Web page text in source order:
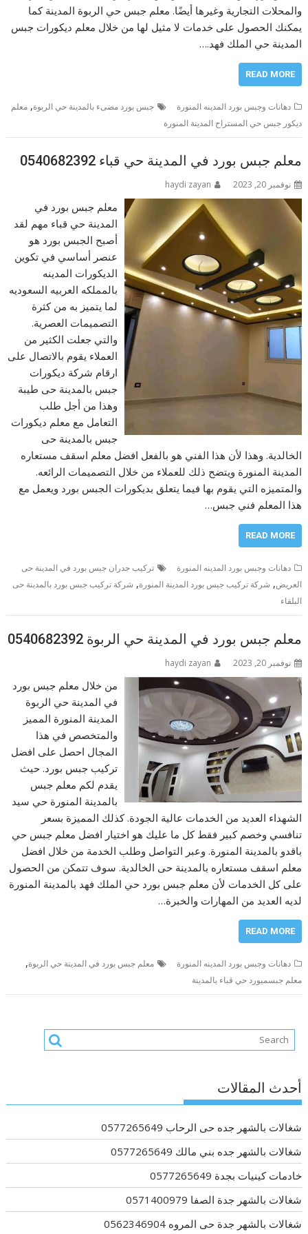
والمحلات التجارية وغيرها أيضًا. معلم جبس حي الربوة المدينة كما
يمكنك الحصول على خدمات لا مثيل لها من خلال معلم ديكورات جبس
المدينة حي الملك فهد.…
READ MORE
دهانات وجبس بورد المدينه المنورة جبس بورد مضىء بالمدينة حي الربوة,معلم
ديكور جبس حي المستراح المدينة المنورة
معلم جبس بورد في المدينة حي قباء 0540682392
نوفمبر 20, 2023 haydi zayan
معلم جبس بورد في
المدينة حي قباء مهم لقد
أصبح الجبس بورد هو
عنصر أساسي في تكوين
الديكورات المدينه
بالمملكه العربيه السعوديه
لما يتميز به من كثرة
التصميمات العصرية.
والتي جعلت الكثير من
العملاء يقوم بالاتصال على
ارقام شركة ديكورات
جبس بالمدينة حى طيبة
وهذا من أجل طلب
التعامل مع معلم ديكورات
جبس بالمدينة حى
الخالدية. وهذا لأن هذا الفني هو بالفعل افضل معلم اسقف مستعاره
المدينة المنورة ويتضح ذلك للعملاء من خلال التصميمات الرائعه.
والمتميزه التي يقوم بها فيما يتعلق بديكورات الجبس بورد ويعمل مع
هذا المعلم فني جبس…
READ MORE
دهانات وجبس بورد المدينه المنورة
تركيب جدران جبس بورد في المدينة حى
العريض, شركة تركيب جبس بورد المدينة المنورة, شركة تركيب جبس بورد بالمدينة حى
البلقاء
معلم جبس بورد في المدينة حي الربوة 0540682392
نوفمبر 20, 2023 haydi zayan
من خلال معلم جبس بورد
في المدينة حي الربوة
المدينة المنورة المميز
والمتخصص في هذا
المجال احصل على افضل
تركيب جبس بورد. حيث
يقدم لكم معلم جبس
بالمدينة المنورة حي سيد
الشهداء العديد من الخدمات عالية الجودة. كذلك المميزة بسعر
تنافسي وخصم كبير فقط كل ما عليك هو اختيار افضل معلم جبس حي
باقدو بالمدينة المنورة. وعبر التواصل وطلب الخدمة من خلال افضل
معلم اسقف مستعاره بالمدينة حى الخالدية. سوف تتمكن من الحصول
على كل الخدمات لأن معلم جبس بورد حي الملك فهد بالمدينة المنورة
لديه العديد من المهارات والخبرة…
READ MORE
دهانات وجبس بورد المدينه المنورة معلم جبس بورد في المدينة حي الربوة,
معلم جبسميورد حي قباء بالمدينة
أحدث المقالات
شغالات بالشهر جده حى الرحاب 0577265649
شغالات بالشهر جده بني مالك 0577265649
خادمات كينيات بجدة 0577265649
شغالات بالشهر جدة الصفا 0571400979
شغالات بالشهر جدة حى المروه 0562346904